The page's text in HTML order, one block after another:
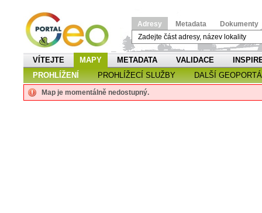
Adresy Metadata Dokumenty
VÍTEJTE MAPY METADATA VALIDACE
PROHLÍŽENÍ
PROHLÍŽECÍ SLUŽBY DALŠÍ
Map je momentálně nedostupný.